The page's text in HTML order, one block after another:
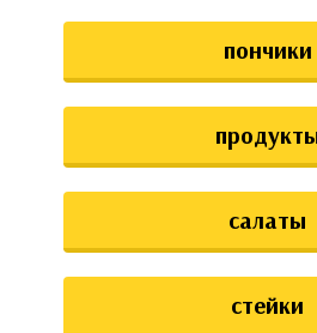
пончики
салаты
стейки